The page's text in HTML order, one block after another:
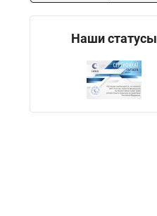
Наши статусы